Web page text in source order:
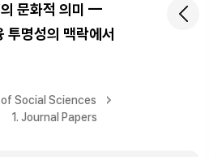
문화적 의미 —
투명성의 맥락에서
Social Sciences
1. Journal Papers